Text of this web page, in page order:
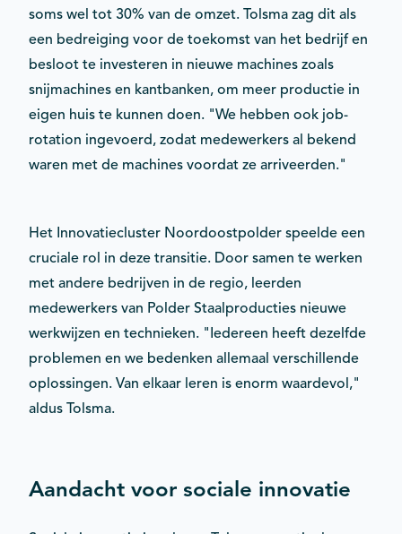
soms wel tot 30% van de omzet. Tolsma zag dit als
een bedreiging voor de toekomst van het bedrijf en
besloot te investeren in nieuwe machines zoals
snijmachines en kantbanken, om meer productie in
eigen huis te kunnen doen. "We hebben ook job-
rotation ingevoerd, zodat medewerkers al bekend
waren met de machines voordat ze arriveerden."
Het Innovatiecluster Noordoostpolder speelde een
cruciale rol in deze transitie. Door samen te werken
met andere bedrijven in de regio, leerden
medewerkers van Polder Staalproducties nieuwe
werkwijzen en technieken. "Iedereen heeft dezelfde
problemen en we bedenken allemaal verschillende
oplossingen. Van elkaar leren is enorm waardevol,"
aldus Tolsma.
Aandacht voor sociale innovatie